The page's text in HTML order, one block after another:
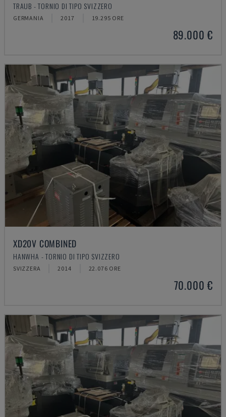
TRAUB - TORNIO DI TIPO SVIZZERO
GERMANIA 2017 19.295 ORE
89.000 €
XD20V COMBINED
HANWHA - TORNIO DI TIPO SVIZZERO
SVIZZERA 2014 22.076 ORE
70.000 €